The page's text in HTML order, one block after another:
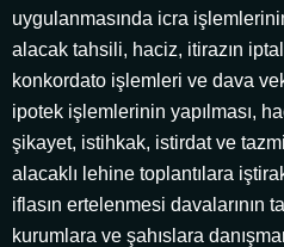
uygulanmasında icra
alacak tahsili, haciz, itirazın
konkordato işlemleri ve dava
ipotek işlemlerinin yapılması,
şikayet, istihkak, istirdat ve
alacaklı lehine toplantılara
iflasın ertelenmesi davalarının
kurumlara ve şahıslara